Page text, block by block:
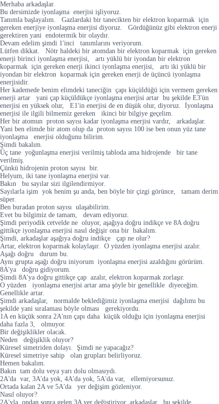
Merhaba arkadaşlar.
Bu dersimizde iyonlaşma enerjisi işliyoruz.
Tanımla başlayalım. Gazlardaki bir tanecikten bir elektron koparmak için
gereken enerjiye iyonlaşma enerjisi diyoruz. Gördüğünüz gibi elektron enerji
gerektiren yani endotermik bir olaydır.
Devam edelim şimdi 1'inci tanımlarını veriyorum.
Lütfen dikkat. Nötr haldeki bir atomdan bir elektron koparmak için gereken
enerji birinci iyonlaşma enerjisi, artı yüklü bir iyondan bir elektron
koparmak için gereken enerji ikinci iyonlaşma enerjisi, artı iki yüklü bir
iyondan bir elektron koparmak için gereken enerji de üçüncü iyonlaşma
enerjisidir.
Her kademede benim elimdeki taneciğin çapı küçüldüğü için vermem gereken
enerji artar yani çap küçüldükçe iyonlaşma enerjisi artar bu şekilde E3'ün
enerjisi en yüksek olur, E1'in enerjisi de en düşük olur, diyoruz. İyonlaşma
enerjisi ile ilgili bilmemiz gereken ikinci bir bilgiye geçelim.
Her bir atomun proton sayısı kadar iyonlaşma enerjisi vardır, arkadaşlar.
Yani ben elimde bir atom olup da proton sayısı 100 ise ben onun yüz tane
iyonlaşma enerjisi olduğunu bilirim.
Şimdi bakalım.
Üç tane yoğunlaşma enerjisi verilmiş tabloda ama hidrojende bir tane
verilmiş.
Çünkü hidrojenin proton sayısı bir.
Helyum, iki tane iyonlaşma enerjisi var.
Bakın bu sayılar sizi ilgilendirmiyor.
Sayılarla işim yok benim şu anda, ben böyle bir çizgi görünce, tamam derim
süper.
Ben buradan proton sayısı ulaşabilirim.
Evet bu bilgimiz de tamam, devam ediyoruz.
Şimdi periyodik cetvelde ne oluyor, aşağıya doğru indikçe ve 8A doğru
gittikçe iyonlaşma enerjisi nasıl değişir ona bir bakalım.
Şimdi, arkadaşlar aşağıya doğru indikçe çap ne olur?
Artar, elektron koparmak kolaylaşır. O yüzden iyonlaşma enerjisi azalır.
Aşağı doğru durum bu.
Aynı grupta aşağı doğru iniyorum iyonlaşma enerjisi azaldığını görürüm.
8A'ya doğru gidiyorum.
Şimdi 8A'ya doğru gittikçe çap azalır, elektron koparmak zorlaşır.
O yüzden iyonlaşma enerjisi artar ama şöyle bir genellikle diyeceğim.
Genellikle artar.
Şimdi arkadaşlar, normalde beklediğimiz iyonlaşma enerjisi dağılımı bu
şekilde yani sıralaması böyle olması gerekiyordu.
1A en küçük sonra 2A'nın çapı daha küçük olduğu için iyonlaşma enerjisi
daha fazla 3, olmuyor.
Bir değişiklikler olacak.
Neden değişiklik oluyor?
Küresel simetriden dolayı. Şimdi ne yapacağız?
Küresel simetriye sahip olan grupları belirliyoruz.
Hemen bakalım.
Bakın tam dolu veya yarı dolu olmasıydı.
2A'da var, 3A'da yok, 4A'da yok, 5A'da var, ellemiyorsunuz.
Ortada kalan 2A ve 5A'da yer değişim gözleniyor.
Nasıl oluyor?
2A'yla ondan sonra gelen 3A yer değiştiriyor, arkadaşlar bu şekilde.